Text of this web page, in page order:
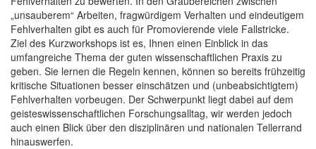
„unsauberem“ Arbeiten, fragwürdigem Verhalten und eindeutigem
Fehlverhalten gibt es auch für Promovierende viele Fallstricke.
Ziel des Kurzworkshops ist es, Ihnen einen Einblick in das
umfangreiche Thema der guten wissenschaftlichen Praxis zu
geben. Sie lernen die Regeln kennen, können so bereits frühzeitig
kritische Situationen besser einschätzen und (unbeabsichtigtem)
Fehlverhalten vorbeugen. Der Schwerpunkt liegt dabei auf dem
geisteswissenschaftlichen Forschungsalltag, wir werden jedoch
auch einen Blick über den disziplinären und nationalen Tellerrand
hinauswerfen.